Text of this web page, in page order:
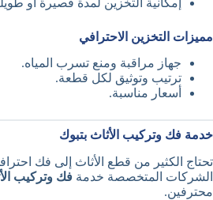
مميزات التخزين الاحترافي
جهاز مراقبة ومنع تسرب المياه.
ترتيب وتوثيق لكل قطعة.
أسعار مناسبة.
خدمة فك وتركيب الأثاث بتبوك
تحتاج الكثير من قطع الأثاث إلى فك
الشركات المتخصصة خدمة فك وتركيب
محترفين.